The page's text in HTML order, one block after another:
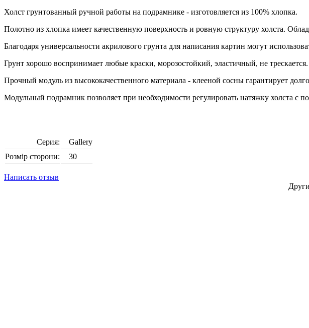
Холст грунтованный ручной работы на подрамнике - изготовляется из 100% хлопка.
Полотно из хлопка имеет качественную поверхность и ровную структуру холста.
Благодаря универсальности акрилового грунта для написания картин могут
Грунт хорошо воспринимает любые краски, морозостойкий, эластичный, не трескается.
Прочный модуль из высококачественного материала - клееной сосны гарантирует
Модульный подрамник позволяет при необходимости регулировать натяжку холста с
Серия:
Gallery
Розмір сторони:
30
Написать отзыв